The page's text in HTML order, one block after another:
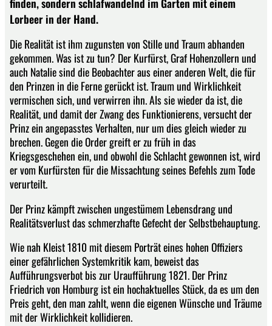
Lorbeer in der Hand.
Die Realität ist ihm zugunsten von Stille und Traum abhanden
gekommen. Was ist zu tun? Der Kurfürst, Graf Hohenzollern und
auch Natalie sind die Beobachter aus einer anderen Welt, die für
den Prinzen in die Ferne gerückt ist. Traum und Wirklichkeit
vermischen sich, und verwirren ihn. Als sie wieder da ist, die
Realität, und damit der Zwang des Funktionierens, versucht der
Prinz ein angepasstes Verhalten, nur um dies gleich wieder zu
brechen. Gegen die Order greift er zu früh in das
Kriegsgeschehen ein, und obwohl die Schlacht gewonnen ist, wird
er vom Kurfürsten für die Missachtung seines Befehls zum Tode
verurteilt.
Der Prinz kämpft zwischen ungestümem Lebensdrang und
Realitätsverlust das schmerzhafte Gefecht der Selbstbehauptung.
Wie nah Kleist 1810 mit diesem Porträt eines hohen Offiziers
einer gefährlichen Systemkritik kam, beweist das
Aufführungsverbot bis zur Uraufführung 1821. Der Prinz
Friedrich von Homburg ist ein hochaktuelles Stück, da es um den
Preis geht, den man zahlt, wenn die eigenen Wünsche und Träume
mit der Wirklichkeit kollidieren.